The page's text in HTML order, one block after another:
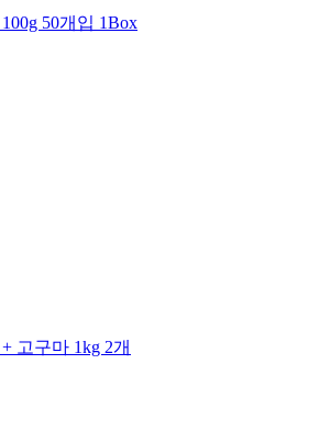
50개입 1Box
고구마 1kg 2개